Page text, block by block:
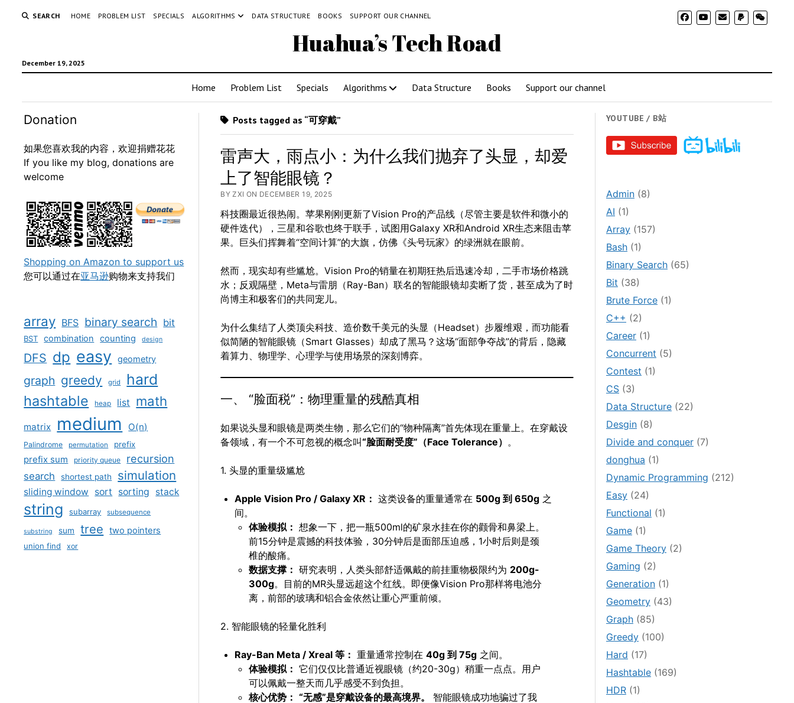
SEARCH HOME PROBLEM LIST SPECIALS ALGORITHMS DATA STRUCTURE BOOKS SUPPORT OUR CHANNEL
Huahua’s Tech Road
December 19, 2025
Home Problem List Specials Algorithms Data Structure Books Support our channel
Donation
如果您喜欢我的内容，欢迎捐赠花花
If you like my blog, donations are
welcome
Shopping on Amazon to support us
您可以通过在亚马逊购物来支持我们
array BFS binary search bit
BST combination counting design
DFS dp easy geometry
graph greedy grid hard
hashtable heap list math
matrix medium O(n)
Palindrome permutation prefix
prefix sum priority queue recursion
search shortest path simulation
sliding window sort sorting stack
string subarray subsequence
substring sum tree two pointers
union find xor
Posts tagged as “可穿戴”
雷声大，雨点小：为什么我们抛弃了头显，却爱
上了智能眼镜？
BY ZXI ON DECEMBER 19, 2025
科技圈最近很热闹。苹果刚刚更新了Vision Pro的产品线（尽管主要是软件和微小的
硬件迭代），三星和谷歌也终于联手，试图用Galaxy XR和Android XR生态来阻击苹
果。巨头们挥舞着“空间计算”的大旗，仿佛《头号玩家》的绿洲就在眼前。
然而，现实却有些尴尬。Vision Pro的销量在初期狂热后迅速冷却，二手市场价格跳
水；反观隔壁，Meta与雷朋（Ray-Ban）联名的智能眼镜却卖断了货，甚至成为了时
尚博主和极客们的共同宠儿。
为什么集结了人类顶尖科技、造价数千美元的头显（Headset）步履维艰，而功能看
似简陋的智能眼镜（Smart Glasses）却成了黑马？这场“面部争夺战”的背后，隐藏
着算力、物理学、心理学与使用场景的深刻博弈。
一、 “脸面税”：物理重量的残酷真相
如果说头显和眼镜是两类生物，那么它们的“物种隔离”首先体现在重量上。在穿戴设
备领域，有一个不可忽视的概念叫“脸面耐受度”（Face Tolerance） 。
1. 头显的重量级尴尬
Apple Vision Pro / Galaxy XR： 这类设备的重量通常在 500g 到 650g 之
间。
体验模拟： 想象一下，把一瓶500ml的矿泉水挂在你的颧骨和鼻梁上。
前15分钟是震撼的科技体验，30分钟后是面部压迫感，1小时后则是颈
椎的酸痛。
数据支撑： 研究表明，人类头部舒适佩戴的前挂重物极限约为 200g-
300g。目前的MR头显远超这个红线。即便像Vision Pro那样将电池分
离，前部的玻璃和铝合金依然让重心严重前倾。
2. 智能眼镜的轻量化胜利
Ray-Ban Meta / Xreal 等： 重量通常控制在40g 到 75g 之间。
体验模拟： 它们仅仅比普通近视眼镜（约20-30g）稍重一点点。用户
可以佩戴一整天而几乎感受不到负担。
核心优势： “无感”是穿戴设备的最高境界。
智能眼镜成功地骗过了我
YOUTUBE / B站
Admin (8)
AI (1)
Array (157)
Bash (1)
Binary Search (65)
Bit (38)
Brute Force (1)
C++ (2)
Career (1)
Concurrent (5)
Contest (1)
CS (3)
Data Structure (22)
Desgin (8)
Divide and conquer (7)
donghua (1)
Dynamic Programming (212)
Easy (24)
Functional (1)
Game (1)
Game Theory (2)
Gaming (2)
Generation (1)
Geometry (43)
Graph (85)
Greedy (100)
Hard (17)
Hashtable (169)
HDR (1)